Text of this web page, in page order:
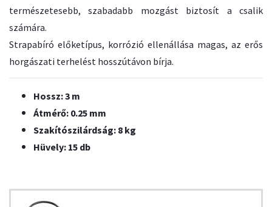
természetesebb, szabadabb mozgást biztosít a csalik
számára.
Strapabíró előketípus, korrózió ellenállása magas, az erős
horgászati terhelést hosszútávon bírja.
Hossz: 3 m
Átmérő: 0.25 mm
Szakítószilárdság: 8 kg
Hüvely: 15 db